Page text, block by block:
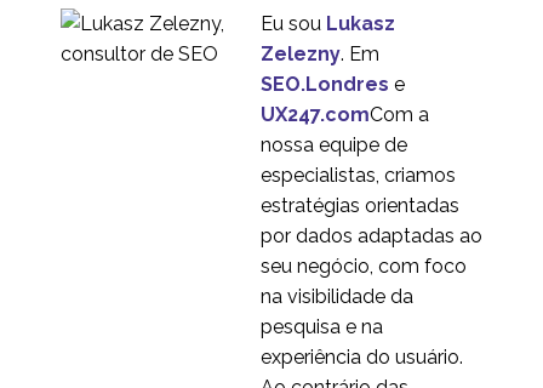
de sessões de
pesquisa UX
4
28 jul 2021
Dica chave para usar o
Lookback para
pesquisa remota UX
2
O que significa para a
UX se os websites
começam a ter a
mesma aparência?
3
Eu sou Lukasz
Zelezny. Em
SEO.Londres e
UX247.comCom a
nossa equipe de
especialistas, criamos
estratégias orientadas
por dados adaptadas ao
seu negócio, com foco
na visibilidade da
pesquisa e na
experiência do usuário.